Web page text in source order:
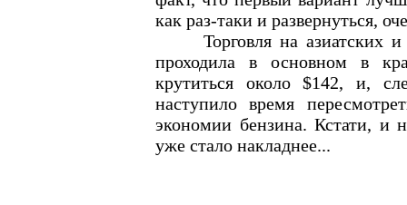
как раз-таки и развернуться,
Торговля на азиатских и
проходила в основном в
крутиться около $142, и,
наступило время
экономии бензина. Кстати, и
уже стало накладнее...